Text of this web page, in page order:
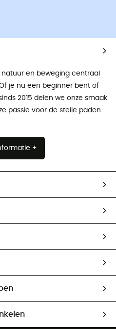
en beweging centraal
je nu een beginner bent of
2015 delen we onze smaak
passie voor de steile paden
+